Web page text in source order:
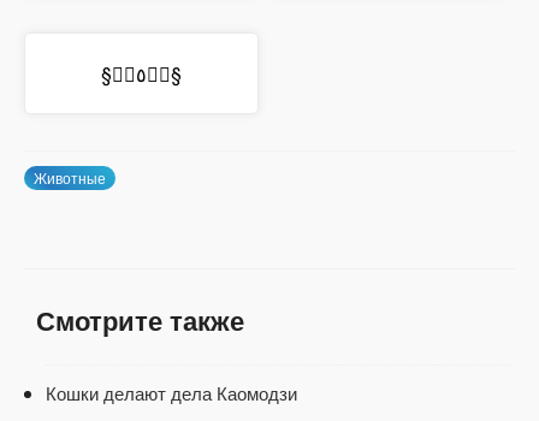
§ꊘ⃑٥ꊘ⃐§
Животные
Смотрите также
Кошки делают дела Каомодзи